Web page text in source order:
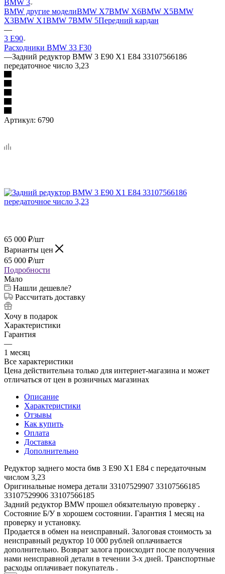
BMW 3
BMW другие моделиBMW X7BMW X6BMW X5BMW
X3BMW X1BMW 7BMW 5Передний кардан
—
3 E90
Расходники BMW 33 F30
—Задний редуктор BMW 3 E90 X1 E84 33107566186
передаточное число 3,23
Артикул: 6790
65 000 ₽/шт
Варианты цен
65 000 ₽/шт
Подробности
Мало
Нашли дешевле?
Рассчитать доставку
Хочу в подарок
Характеристики
Гарантия
—
1 месяц
Все характеристики
Цена действительна только для интернет-магазина и может
отличаться от цен в розничных магазинах
Описание
Характеристики
Отзывы
Как купить
Оплата
Доставка
Дополнительно
Редуктор заднего моста бмв 3 Е90 Х1 Е84 с передаточным
числом 3,23
Оригинальные номера детали 33107529907 33107566185
33107529906 33107566185
Задний редуктор BMW прошел обязательную проверку .
Состояние Б/У в хорошем состоянии. Гарантия 1 месяц на
проверку и установку.
Продается в обмен на неисправный. Залоговая стоимость за
неисправный редуктор 10 000 рублей оплачивается
дополнительно. Возврат залога происходит после получения
нами неисправной детали в течении 3-х дней. Транспортные
расходы оплачивает покупатель .